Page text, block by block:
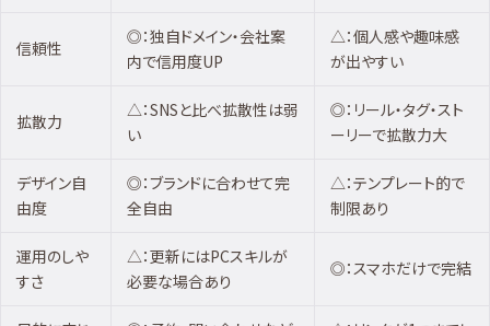
信頼性
◎：独自ドメイン・会社案
内で信用度UP
△：個人感や趣味感
が出やすい
拡散力
△：SNSと比べ拡散性は弱
い
◎：リール・タグ・スト
ーリーで拡散力大
デザイン自
由度
◎：ブランドに合わせて完
全自由
△：テンプレート的で
制限あり
運用のしや
すさ
△：更新にはPCスキルが
必要な場合あり
◎：スマホだけで完結